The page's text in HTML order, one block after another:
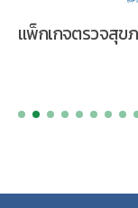
แพ็กเกจตรวจสุข